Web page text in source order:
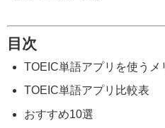
目次
TOEIC単語アプリを使うメ
TOEIC単語アプリ比較表
おすすめ10選